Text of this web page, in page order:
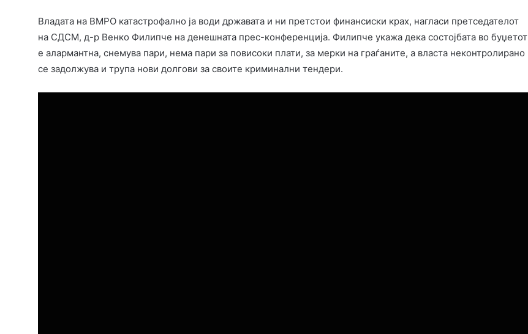
Владата на ВМРО катастрофално ја води државата и ни претстои финансиски крах, нагласи претседателот
на СДСМ, д-р Венко Филипче на денешната прес-конференција. Филипче укажа дека состојбата во буџетот
е алармантна, снемува пари, нема пари за повисоки плати, за мерки на граѓаните, а власта неконтролирано
се задолжува и трупа нови долгови за своите криминални тендери.